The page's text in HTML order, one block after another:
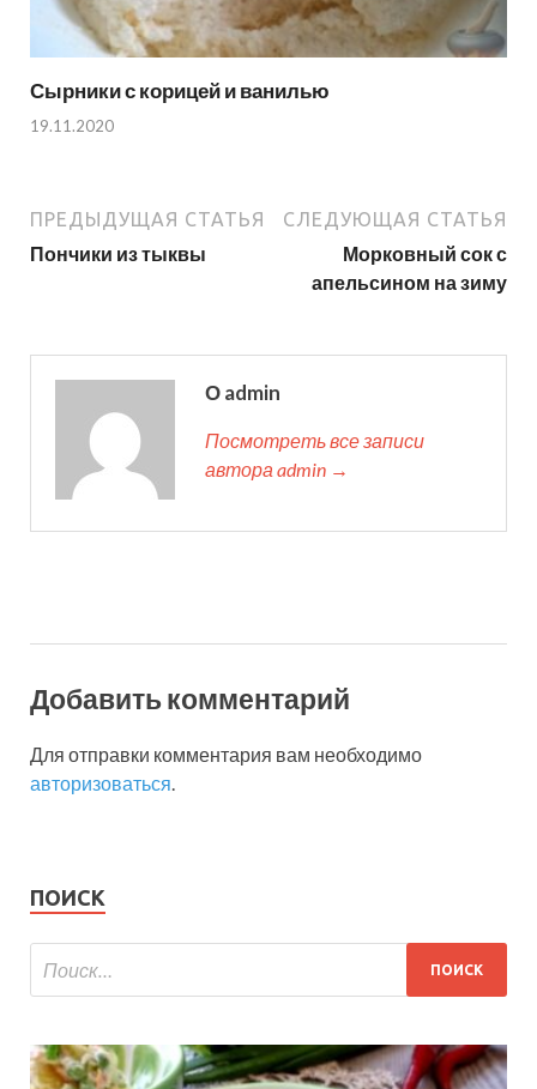
Сырники с корицей и ванилью
19.11.2020
ПРЕДЫДУЩАЯ СТАТЬЯ
Пончики из тыквы
СЛЕДУЮЩАЯ СТАТЬЯ
Морковный сок с
апельсином на зиму
О admin
Посмотреть все записи
автора admin →
Добавить комментарий
Для отправки комментария вам необходимо
авторизоваться.
ПОИСК